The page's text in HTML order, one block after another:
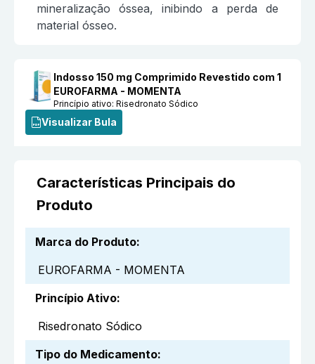
mineralização óssea, inibindo a perda de
material ósseo.
Indosso 150 mg Comprimido Revestido com 1
EUROFARMA - MOMENTA
Princípio ativo:Risedronato Sódico
Visualizar Bula
Características Principais do
Produto
Marca do Produto:
EUROFARMA - MOMENTA
Princípio Ativo:
Risedronato Sódico
Tipo do Medicamento: